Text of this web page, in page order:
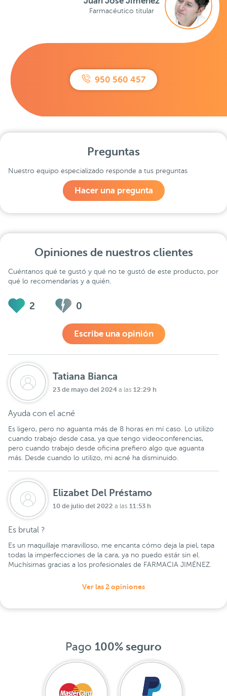
950 560 457
Farmacéutico titular
Preguntas
Nuestro equipo especializado responde a tus preguntas
Hacer una pregunta
Opiniones de nuestros clientes
Cuéntanos qué te gustó y qué no te gustó de este producto, por
qué lo recomendarías y a quién.
2 0
Escribe una opinión
Tatiana Bianca
23 de mayo del 2024 a las 12:29 h
Ayuda con el acné
Es ligero, pero no aguanta más de 8 horas en mí caso. Lo utilizo
cuando trabajo desde casa, ya que tengo videoconferencias,
pero cuando trabajo desde oficina prefiero algo que aguanta
más. Desde cuando lo utilizo, mi acné ha disminuido.
Elizabet Del Préstamo
10 de julio del 2022 a las 11:53 h
Es brutal ?
Es un maquillaje maravilloso, me encanta cómo deja la piel, tapa
todas la imperfecciones de la cara, ya no puedo estár sin el.
Muchísimas gracias a los profesionales de FARMACIA JIMÉNEZ.
Ver las 2 opiniones
Pago 100% seguro